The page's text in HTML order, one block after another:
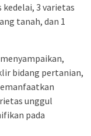
3 varietas
tanah, dan 1
bidang pertanian,
unggul
pada